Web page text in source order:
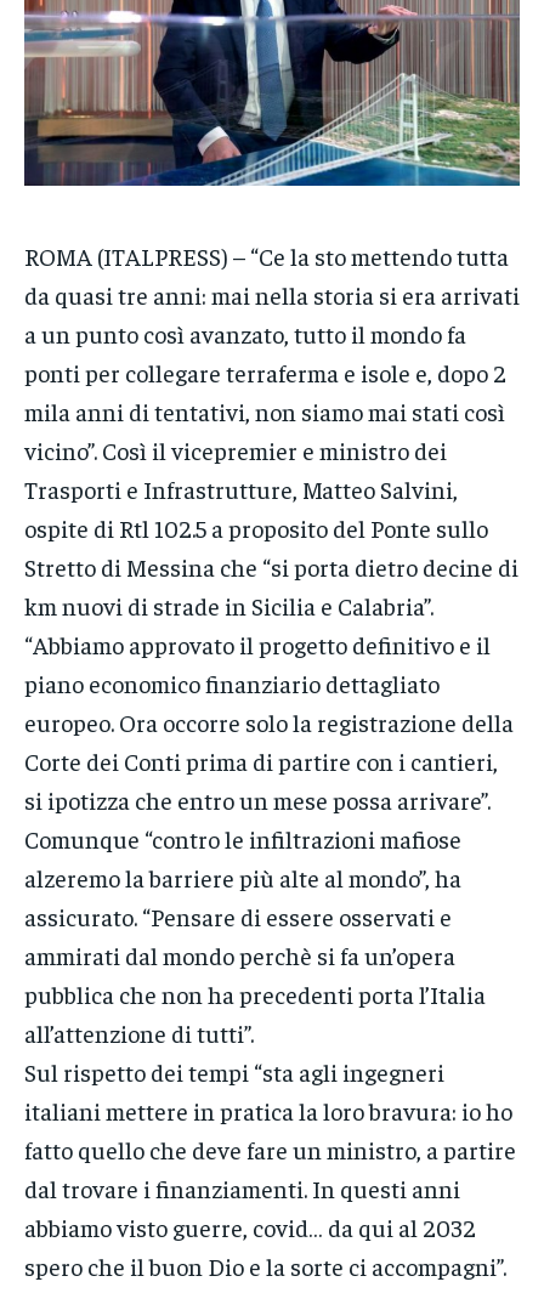
VENETO
POLITICA
ECONOMIA
SPORT
CONTATTI
VENETO
POLITICA
ECONOMIA
SPORT
CONTATTI
VENETO
POLITICA
ECONOMIA
SPORT
CONTATTI
ROMA (ITALPRESS) – “Ce la sto mettendo tutta
da quasi tre anni: mai nella storia si era arrivati
a un punto così avanzato, tutto il mondo fa
ponti per collegare terraferma e isole e, dopo 2
mila anni di tentativi, non siamo mai stati così
vicino”. Così il vicepremier e ministro dei
Trasporti e Infrastrutture, Matteo Salvini,
ospite di Rtl 102.5 a proposito del Ponte sullo
Stretto di Messina che “si porta dietro decine di
km nuovi di strade in Sicilia e Calabria”.
“Abbiamo approvato il progetto definitivo e il
piano economico finanziario dettagliato
europeo. Ora occorre solo la registrazione della
Corte dei Conti prima di partire con i cantieri,
si ipotizza che entro un mese possa arrivare”.
Comunque “contro le infiltrazioni mafiose
alzeremo la barriere più alte al mondo”, ha
assicurato. “Pensare di essere osservati e
ammirati dal mondo perchè si fa un’opera
pubblica che non ha precedenti porta l’Italia
all’attenzione di tutti”.
Sul rispetto dei tempi “sta agli ingegneri
italiani mettere in pratica la loro bravura: io ho
fatto quello che deve fare un ministro, a partire
dal trovare i finanziamenti. In questi anni
abbiamo visto guerre, covid… da qui al 2032
spero che il buon Dio e la sorte ci accompagni”.